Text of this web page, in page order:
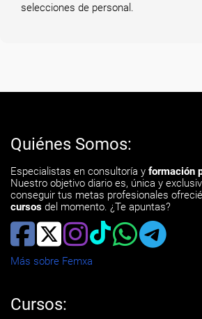
selecciones de personal.
Quiénes Somos:
Especialistas en consultoría y formación
Nuestro objetivo diario es, única y
conseguir tus metas profesionales
cursos del momento. ¿Te apuntas?
Más sobre Femxa
Cursos: